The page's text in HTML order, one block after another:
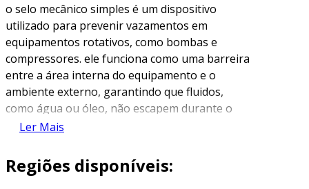
o selo mecânico simples é um dispositivo
utilizado para prevenir vazamentos em
equipamentos rotativos, como bombas e
compressores. ele funciona como uma barreira
entre a área interna do equipamento e o
ambiente externo, garantindo que fluidos,
como água ou óleo, não escapem durante o
processo de operação. o selo mecânico é
pressão, temperatura e a corrosividade dos
líquidos manuseados.
Ler Mais
Regiões disponíveis: